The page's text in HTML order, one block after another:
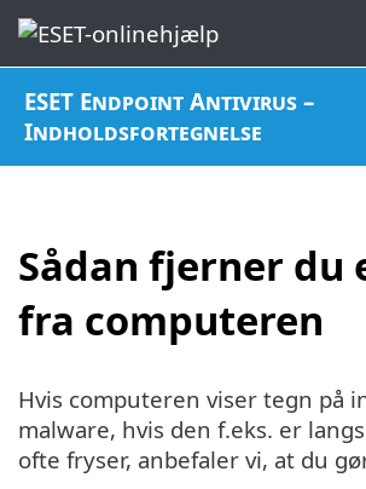
ESET Endpoint Antivirus –
Indholdsfortegnelse
Sådan fjerner du
fra computeren
Hvis computeren viser tegn på
malware, hvis den f.eks. er
ofte fryser, anbefaler vi, at du